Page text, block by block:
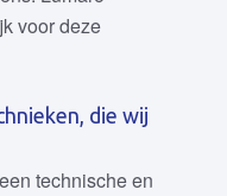
voor deze
die wij
technische en